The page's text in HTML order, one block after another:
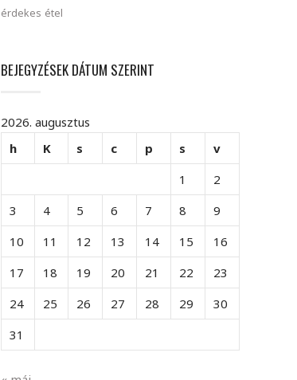
érdekes étel
BEJEGYZÉSEK DÁTUM SZERINT
2026. augusztus
h
K s c p s
v
1
2
3
4 5 6 7 8
9
10
11 12 13 14 15
16
17
18 19 20 21 22
23
24
25 26 27 28 29
30
31